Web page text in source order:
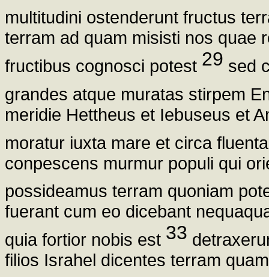
multitudini ostenderunt fructus
terram ad quam misisti nos quae
fructibus cognosci potest 29 sed
grandes atque muratas stirpem
meridie Hettheus et Iebuseus et
moratur iuxta mare et circa
conpescens murmur populi qui
possideamus terram quoniam
fuerant cum eo dicebant
quia fortior nobis est 33
filios Israhel dicentes terram